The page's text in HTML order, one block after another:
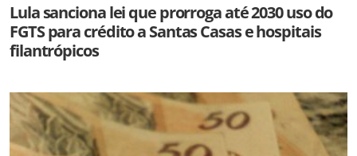
Lula sanciona lei que prorroga até 2030 uso do
FGTS para crédito a Santas Casas e hospitais
filantrópicos